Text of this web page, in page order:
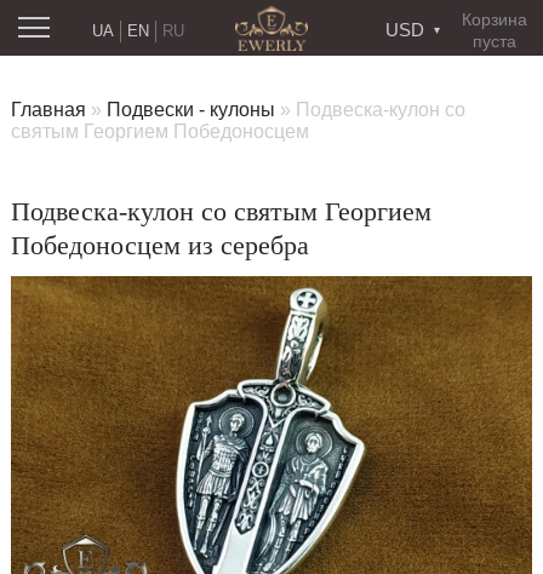
Корзина
пуста
USD
RU
UA EN
Главная » Подвески - кулоны » Подвеска-кулон со
святым Георгием Победоносцем
Подвеска-кулон со святым Георгием
Победоносцем из серебра